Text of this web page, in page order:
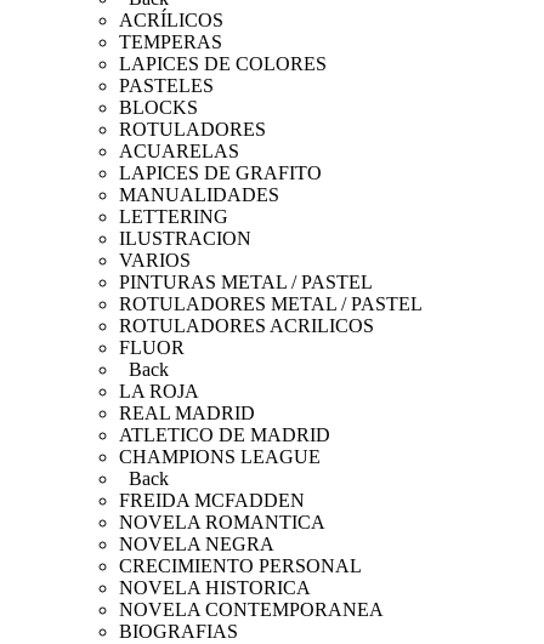
ACRÍLICOS
TEMPERAS
LAPICES DE COLORES
PASTELES
BLOCKS
ROTULADORES
ACUARELAS
LAPICES DE GRAFITO
MANUALIDADES
LETTERING
ILUSTRACION
VARIOS
PINTURAS METAL / PASTEL
ROTULADORES METAL / PASTEL
ROTULADORES ACRILICOS
FLUOR
Back
LA ROJA
REAL MADRID
ATLETICO DE MADRID
CHAMPIONS LEAGUE
Back
FREIDA MCFADDEN
NOVELA ROMANTICA
NOVELA NEGRA
CRECIMIENTO PERSONAL
NOVELA HISTORICA
NOVELA CONTEMPORANEA
BIOGRAFIAS